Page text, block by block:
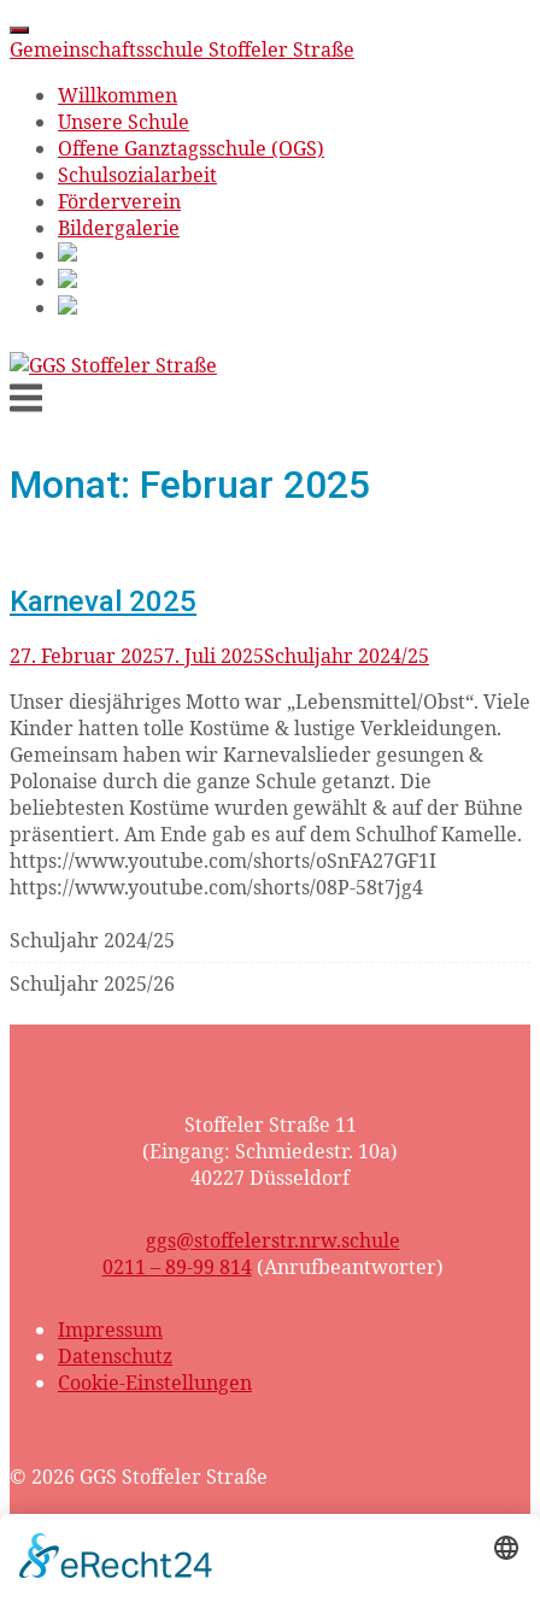
Gemeinschaftsschule Stoffeler Straße
Willkommen
Unsere Schule
Offene Ganztagsschule (OGS)
Schulsozialarbeit
Förderverein
Bildergalerie
Skip
to
content
Menu
Monat: Februar 2025
Karneval 2025
27. Februar 20257. Juli 2025Schuljahr 2024/25
Unser diesjähriges Motto war „Lebensmittel/Obst“. Viele
Kinder hatten tolle Kostüme & lustige Verkleidungen.
Gemeinsam haben wir Karnevalslieder gesungen &
Polonaise durch die ganze Schule getanzt. Die
beliebtesten Kostüme wurden gewählt & auf der Bühne
präsentiert. Am Ende gab es auf dem Schulhof Kamelle.
https://www.youtube.com/shorts/oSnFA27GF1I
https://www.youtube.com/shorts/08P-58t7jg4
Schuljahr 2024/25
Schuljahr 2025/26
Stoffeler Straße 11
(Eingang: Schmiedestr. 10a)
40227 Düsseldorf
ggs@stoffelerstr.nrw.schule
0211 – 89-99 814(Anrufbeantworter)
Impressum
Datenschutz
Cookie-Einstellungen
© 2026 GGS Stoffeler Straße
top